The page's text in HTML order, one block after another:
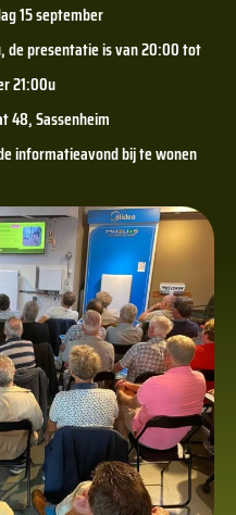
15 september
de presentatie is van 20:00 tot
21:00u
48, Sassenheim
informatieavond bij te wonen